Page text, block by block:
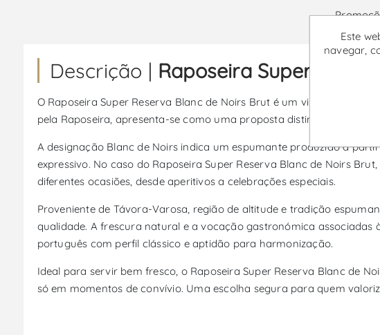
Descrição | Raposeira Super
O Raposeira Super Reserva Blanc de Noirs Brut é um vinho
pela Raposeira, apresenta-se como uma proposta distinta dentro
A designação Blanc de Noirs indica um espumante produzido a
expressivo. No caso do Raposeira Super Reserva Blanc de Noirs
diferentes ocasiões, desde aperitivos a celebrações especiais.
Proveniente de Távora-Varosa, região de altitude e tradição
qualidade. A frescura natural e a vocação gastronómica
português com perfil clássico e aptidão para harmonização.
Ideal para servir bem fresco, o Raposeira Super Reserva Blanc de
só em momentos de convívio. Uma escolha segura para quem
Este
navegar,